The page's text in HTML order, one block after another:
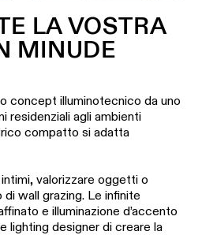
LA VOSTRA
MINUDE
concept illuminotecnico da uno
residenziali agli ambienti
compatto si adatta
valorizzare oggetti o
wall grazing. Le infinite
e illuminazione d’accento
lighting designer di creare la